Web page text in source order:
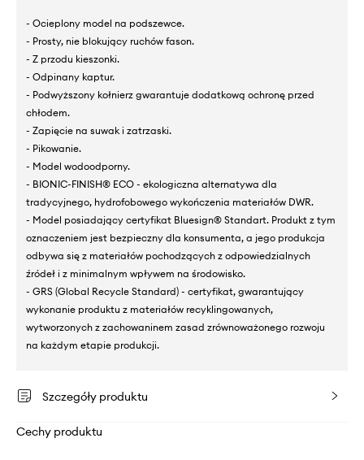
- Ocieplony model na podszewce.
- Prosty, nie blokujący ruchów fason.
- Z przodu kieszonki.
- Odpinany kaptur.
- Podwyższony kołnierz gwarantuje dodatkową ochronę przed
chłodem.
- Zapięcie na suwak i zatrzaski.
- Pikowanie.
- Model wodoodporny.
- BIONIC-FINISH® ECO - ekologiczna alternatywa dla
tradycyjnego, hydrofobowego wykończenia materiałów DWR.
- Model posiadający certyfikat Bluesign® Standart. Produkt z tym
oznaczeniem jest bezpieczny dla konsumenta, a jego produkcja
odbywa się z materiałów pochodzących z odpowiedzialnych
źródeł i z minimalnym wpływem na środowisko.
- GRS (Global Recycle Standard) - certyfikat, gwarantujący
wykonanie produktu z materiałów recyklingowanych,
wytworzonych z zachowaninem zasad zrównoważonego rozwoju
na każdym etapie produkcji.
Szczegóły produktu
Cechy produktu